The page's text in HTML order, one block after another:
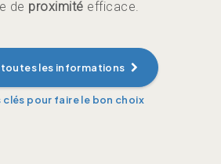
de proximité efficace.
toutes les informations